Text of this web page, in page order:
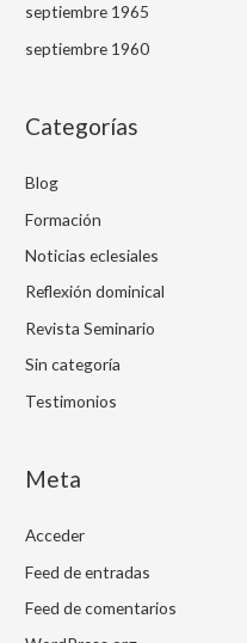
septiembre 1965
septiembre 1960
Categorías
Blog
Formación
Noticias eclesiales
Reflexión dominical
Revista Seminario
Sin categoría
Testimonios
Meta
Acceder
Feed de entradas
Feed de comentarios